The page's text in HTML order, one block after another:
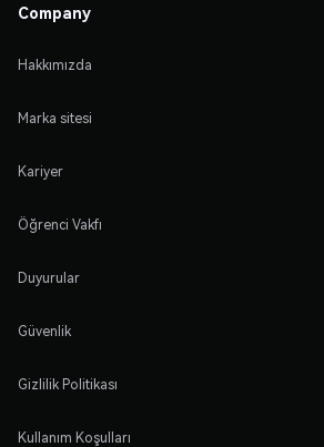
Company
Hakkımızda
Marka sitesi
Kariyer
Öğrenci Vakfı
Duyurular
Güvenlik
Gizlilik Politikası
Kullanım Koşulları